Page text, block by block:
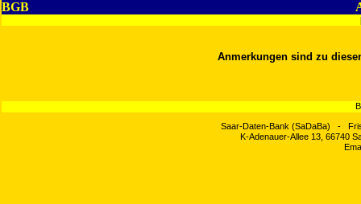
BGB
Anmerkungen sind zu
Saar-Daten-Bank (SaDaBa) -
K-Adenauer-Allee 13, 66740